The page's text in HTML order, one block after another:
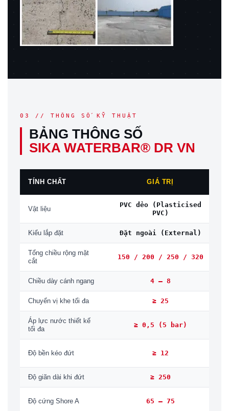
03 // THÔNG SỐ KỸ THUẬT
BẢNG THÔNG SỐ
SIKA WATERBAR® DR VN
TÍNH CHẤT GIÁ TRỊ
Vật liệu
PVC dẻo (Plasticised
PVC)
Kiểu lắp đặt Đặt ngoài (External)
Tổng chiều rộng mặt
cắt
150 / 200 / 250 / 320
Chiều dày cánh ngang 4 – 8
Chuyển vị khe tối đa ≥ 25
Áp lực nước thiết kế
tối đa
≥ 0,5 (5 bar)
Độ bền kéo đứt ≥ 12
Độ giãn dài khi đứt ≥ 250
Độ cứng Shore A 65 – 75